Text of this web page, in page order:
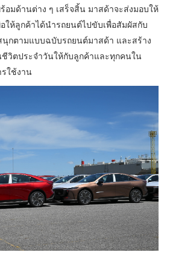
อมด้านต่าง ๆ เสร็จสิ้น มาสด้าจะส่งมอบให้
ให้ลูกค้าได้นำรถยนต์ไปขับเพื่อสัมผัสกับ
กตามแบบฉบับรถยนต์มาสด้า และสร้าง
วิตประจำวันให้กับลูกค้าและทุกคนใน
ใช้งาน